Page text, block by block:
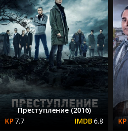
Преступление (2016)
7.7
6.8